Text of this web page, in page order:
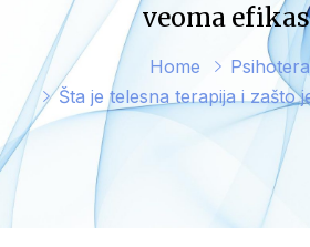
veoma
Home
Šta je telesna terapija i zašto